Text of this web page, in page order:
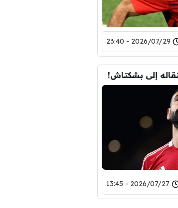
2026/07/29 - 23:40
إلى بشكتاش!
2026/07/27 - 13:45